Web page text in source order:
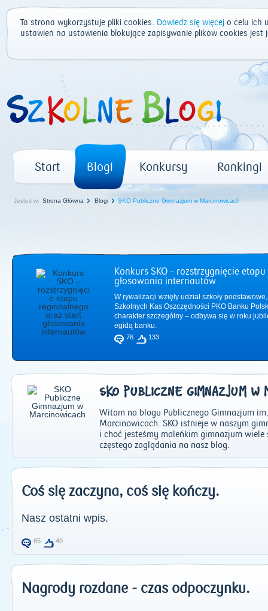
Ta strona wykorzystuje pliki cookies. Dowiedz się więcej o celu ich
ustawień na ustawienia blokujące zapisywanie plików cookies
Start Blogi Konkursy Rankingi
Jesteś w: Strona Główna Blogi SKO Publiczne Gimnazjum w Marcinowicach
Konkurs SKO – rozstrzygnięcie
głosowania internautów
W rywalizacji wzięły udział szkoły
Szkolnych Kas Oszczędności PKO Banku
charakter szczególny – odbywa się w roku
egidą banku.
76 133
SKO PUBLICZNE GIMNAZJUM W
Witam na blogu Publicznego Gimnazjum
Marcinowicach. SKO istnieje w naszym
i choć jesteśmy maleńkim gimnazjum wiele
częstego zaglądania na nasz blog.
Coś się zaczyna, coś się kończy.
Nasz ostatni wpis.
65 40
Nagrody rozdane - czas odpoczynku.
2011